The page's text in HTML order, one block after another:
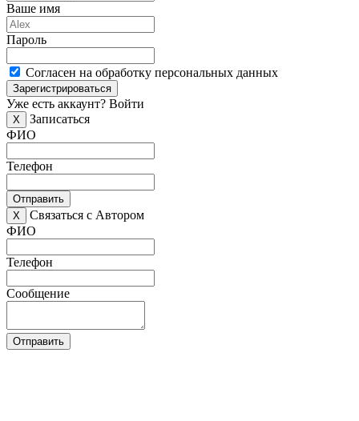
Ваше имя
Пароль
Согласен на обработку персональных данных
Зарегистрироваться
Уже есть аккаунт? Войти
X
Записаться
ФИО
Телефон
Отправить
X
Связаться с Автором
ФИО
Телефон
Сообщение
Отправить